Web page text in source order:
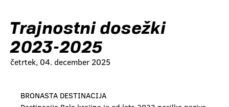
Trajnostni dosežki
2023-2025
četrtek, 04. december 2025
BRONASTA DESTINACIJA